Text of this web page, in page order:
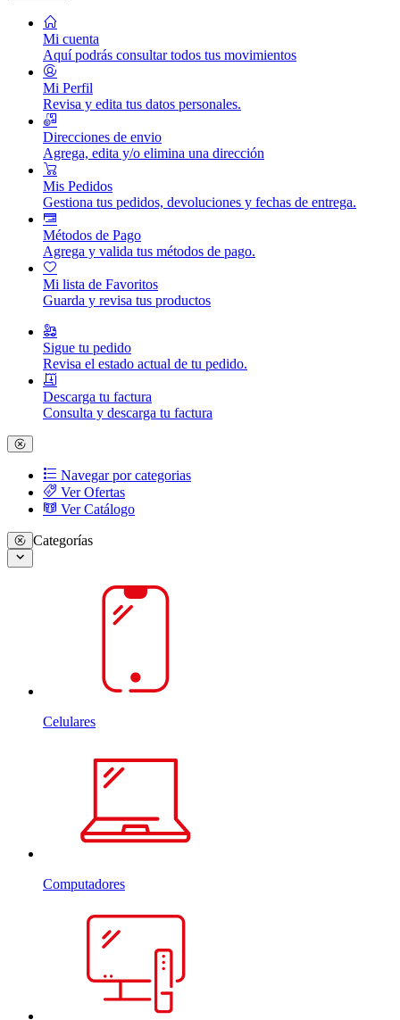
Mi cuenta
Aquí podrás consultar todos tus movimientos
Mi Perfil
Revisa y edita tus datos personales.
Direcciones de envio
Agrega, edita y/o elimina una dirección
Mis Pedidos
Gestiona tus pedidos, devoluciones y fechas de entrega.
Métodos de Pago
Agrega y valida tus métodos de pago.
Mi lista de Favoritos
Guarda y revisa tus productos
Sigue tu pedido
Revisa el estado actual de tu pedido.
Descarga tu factura
Consulta y descarga tu factura
Navegar por categorias
Ver Ofertas
Ver Catálogo
Categorías
Celulares
Computadores